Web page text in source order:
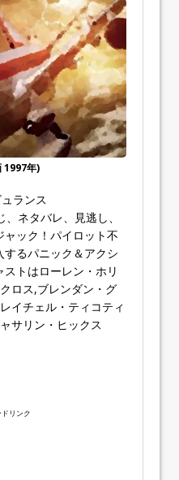
1997年)
ランス
ネタバレ、見逃し、
ック！パイロット不
るパニック＆アクシ
トはローレン・ホリ
ロス,ブレンダン・グ
イチェル・ティコティ
サリン・ヒックス
リンク